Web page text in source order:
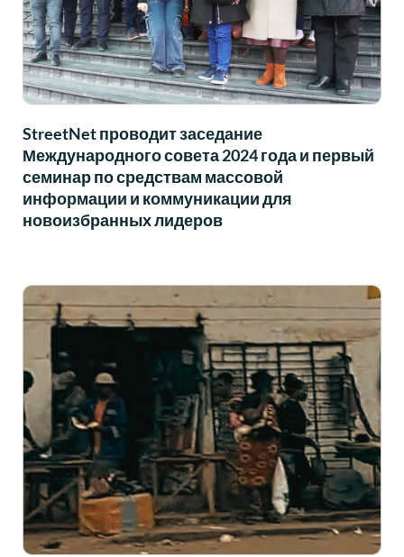
StreetNet проводит заседание
Международного совета 2024 года и первый
семинар по средствам массовой
информации и коммуникации для
новоизбранных лидеров